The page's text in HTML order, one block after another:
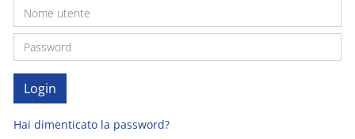
Hai dimenticato la password?